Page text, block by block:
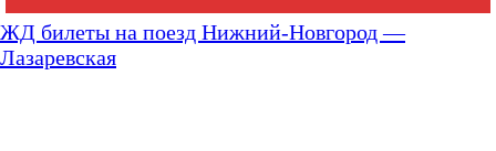
ЖД билеты на поезд Нижний-Новгород —
Лазаревская